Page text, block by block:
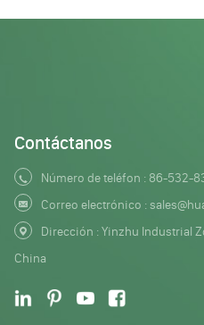
Contáctanos
Número de teléfon : 86-532-
Correo electrónico :
Dirección : Yinzhu Industrial
China